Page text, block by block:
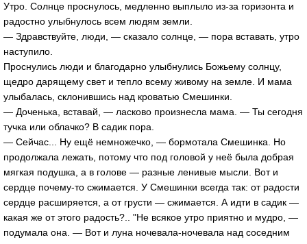
Утро. Солнце проснулось, медленно выплыло из-за горизонта и
радостно улыбнулось всем людям земли.
— Здравствуйте, люди, — сказало солнце, — пора вставать, утро
наступило.
Проснулись люди и благодарно улыбнулись Божьему солнцу,
щедро дарящему свет и тепло всему живому на земле. И мама
улыбалась, склонившись над кроватью Смешинки.
— Доченька, вставай, — ласково произнесла мама. — Ты сегодня
тучка или облачко? В садик пора.
— Сейчас... Ну ещё немножечко, — бормотала Смешинка. Но
продолжала лежать, потому что под головой у неё была добрая
мягкая подушка, а в голове — разные ленивые мысли. Вот и
сердце почему-то сжимается. У Смешинки всегда так: от радости
сердце расширяется, а от грусти — сжимается. А идти в садик —
какая же от этого радость?.. "Не всякое утро приятно и мудро, —
подумала она. — Вот и луна ночевала-ночевала над соседним